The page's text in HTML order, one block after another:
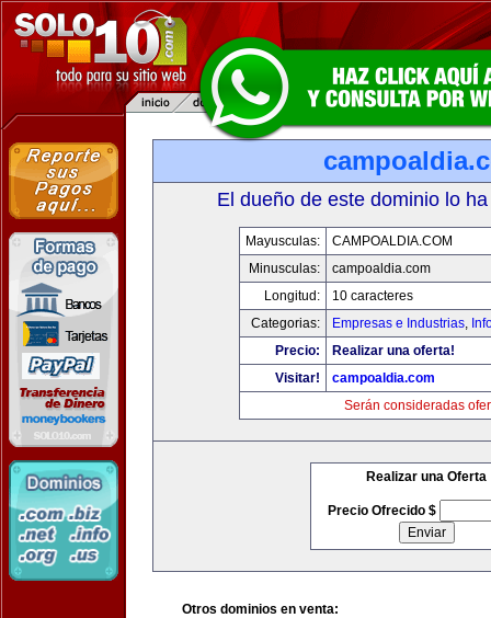
El dueño de este dominio lo
Mayusculas:
CAMPOALDIA.COM
Minusculas:
campoaldia.com
Longitud:
10 caracteres
Categorias:
Empresas e Industrias,
Precio:
Realizar una oferta!
Visitar!
campoaldia.com
Serán consideradas
Realizar una Oferta
Precio Ofrecido $
Otros dominios en venta: